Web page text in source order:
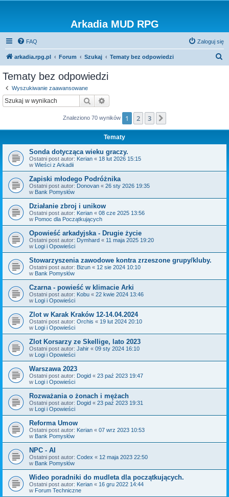
Arkadia MUD RPG
FAQ Zaloguj się
arkadia.rpg.pl Forum Szukaj Tematy bez odpowiedzi
Tematy bez odpowiedzi
Wyszukiwanie zaawansowane
Szukaj
Znaleziono 70 wyników 1 2 3
Tematy
Sonda dotycząca wieku graczy.
Ostatni post autor: Kerian « 18 lut 2026 15:15
w Wieści z Arkadii
Zapiski młodego Podróżnika
Ostatni post autor: Donovan « 26 sty 2026 19:35
w Bank Pomysłów
Działanie zbroj i unikow
Ostatni post autor: Kerian « 08 cze 2025 13:56
w Pomoc dla Początkujących
Opowieść arkadyjska - Drugie życie
Ostatni post autor: Dymhard « 11 maja 2025 19:20
w Logi i Opowieści
Stowarzyszenia zawodowe kontra zrzeszone grupy/kluby.
Ostatni post autor: Bizun « 12 sie 2024 10:10
w Bank Pomysłów
Czarna - powieść w klimacie Arki
Ostatni post autor: Kobu « 22 kwie 2024 13:46
w Logi i Opowieści
Zlot w Karak Kraków 12-14.04.2024
Ostatni post autor: Orchis « 19 lut 2024 20:10
w Logi i Opowieści
Zlot Korsarzy ze Skellige, lato 2023
Ostatni post autor: Jahir « 09 sty 2024 16:10
w Logi i Opowieści
Warszawa 2023
Ostatni post autor: Dogid « 23 paź 2023 19:47
w Logi i Opowieści
Rozważania o żonach i mężach
Ostatni post autor: Dogid « 23 paź 2023 19:31
w Logi i Opowieści
Reforma Umow
Ostatni post autor: Kerian « 07 wrz 2023 10:53
w Bank Pomysłów
NPC - AI
Ostatni post autor: Codex « 12 maja 2023 22:50
w Bank Pomysłów
Wideo poradniki do mudleta dla początkujących.
Ostatni post autor: Kerian « 16 gru 2022 14:44
w Forum Techniczne